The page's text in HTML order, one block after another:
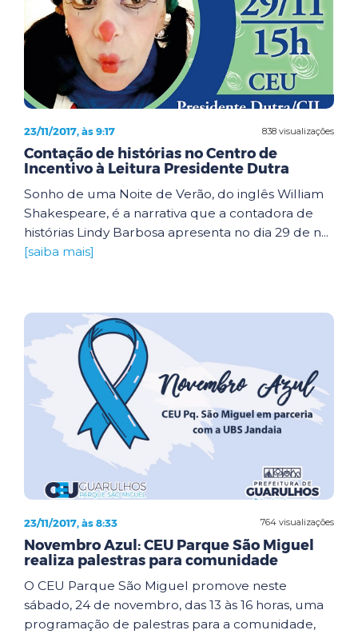
838 visualizações
23/11/2017, às 9:17
Contação de histórias no Centro de
Incentivo à Leitura Presidente Dutra
Sonho de uma Noite de Verão, do inglês William
Shakespeare, é a narrativa que a contadora de
histórias Lindy Barbosa apresenta no dia 29 de n...
[saiba mais]
764 visualizações
23/11/2017, às 8:33
Novembro Azul: CEU Parque São Miguel
realiza palestras para comunidade
O CEU Parque São Miguel promove neste
sábado, 24 de novembro, das 13 às 16 horas, uma
programação de palestras para a comunidade,